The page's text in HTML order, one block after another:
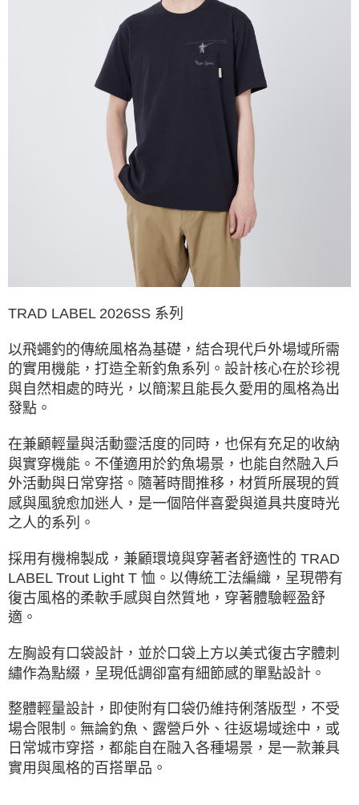
２．訂單成立數日內，您將收到繳費通知簡訊。
３．收到繳費通知簡訊後14天內，點擊此簡訊中的連結，可透過四大超商／
ATM／網路銀行／等多元方式進行付款，方視為交易完成。
※ 請注意：結帳手續完成當下不需立刻繳費，但若您需要取消訂單，請聯絡
購買商品的店家。未經商家同意取消之訂單仍視為有效，需透過AFTEE先享
後付繳納相關費用。
※ 交易是否成功請以「AFTEE先享後付 」之結帳頁面顯示為準，若有關於
是否繳費成功／繳費後需取消欲退款等相關疑問，請聯繫「AFTEE先享後付
https://netprotections.freshdesk.com/support/home
１．透過由恩沛科技股份有限公司提供之「AFTEE先享後付」服務完成之交
易，需依本服務之必要範圍內提供個人資料，並將交易相關給付款項請求債
權轉讓予恩沛科技股份有限公司。
２．關於個人資料處理事宜，請瀏覽以下網址：
https://aftee.tw/terms/#terms3
３．未成年的使用者請事先徵得法定代理人或監護人之同意方可使用
「AFTEE先享後付」，若未經同意申辦者引起之損失，本公司不負相關責
４．使用「AFTEE先享後付」時，將依據個別帳號之用戶狀況，依本公司即
請求用戶進行身份認證。
TRAD LABEL 2026SS 系列
以飛蠅釣的傳統風格為基礎，結合現代戶外場域所需
的實用機能，打造全新釣魚系列。設計核心在於珍視
與自然相處的時光，以簡潔且能長久愛用的風格為出
發點。
在兼顧輕量與活動靈活度的同時，也保有充足的收納
與實穿機能。不僅適用於釣魚場景，也能自然融入戶
外活動與日常穿搭。隨著時間推移，材質所展現的質
感與風貌愈加迷人，是一個陪伴喜愛與道具共度時光
之人的系列。
採用有機棉製成，兼顧環境與穿著者舒適性的 TRAD
LABEL Trout Light T 恤。以傳統工法編織，呈現帶有
復古風格的柔軟手感與自然質地，穿著體驗輕盈舒
適。
左胸設有口袋設計，並於口袋上方以美式復古字體刺
繡作為點綴，呈現低調卻富有細節感的單點設計。
整體輕量設計，即使附有口袋仍維持俐落版型，不受
場合限制。無論釣魚、露營戶外、往返場域途中，或
日常城市穿搭，都能自在融入各種場景，是一款兼具
實用與風格的百搭單品。